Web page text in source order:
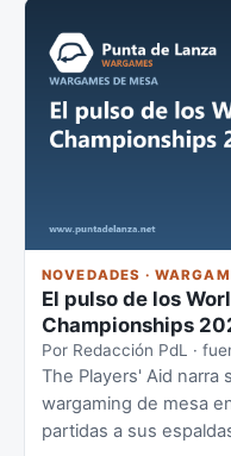
NOVEDADES ·
El pulso de los
Championships
Por Redacción PdL ·
The Players' Aid narra
wargaming de mesa
partidas a sus